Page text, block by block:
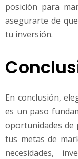
posición para
asegurarte de
tu inversión.
En conclusión,
es un paso
oportunidades de
tus metas de
necesidades,